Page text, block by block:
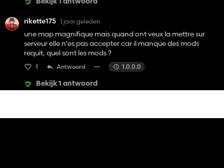
Bekijk 1 antwoord
rikette175 1 jaar geleden
une map magnifique mais quand ont veux la mettre sur
serveur elle n'es pas accepter car il manque des mods
requit, quel sont les mods ?
1 Antwoord 1.0.0.0
Bekijk 1 antwoord
une trés belle maps merci à toi et à ton équipe